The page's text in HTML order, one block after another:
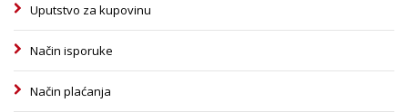
Uputstvo za kupovinu
Način isporuke
Način plaćanja